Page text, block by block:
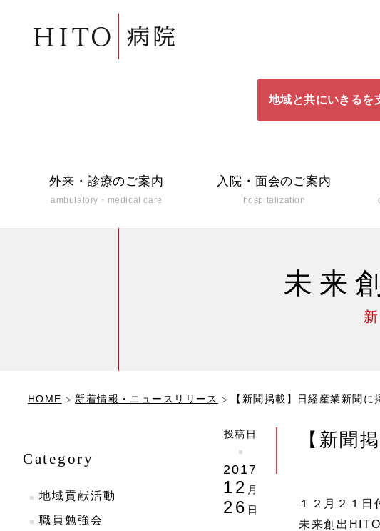
地域と共にいきる
外来・診療のご案内
ambulatory・medical care
入院・面会のご案内
hospitalization
未来
HOME 新着情報・ニュースリリース 【新聞掲載】日経産業新聞に
Category
地域貢献活動
職員勉強会
投稿日
2017
12 月
26 日
【新聞
１２月２１日
未来創出